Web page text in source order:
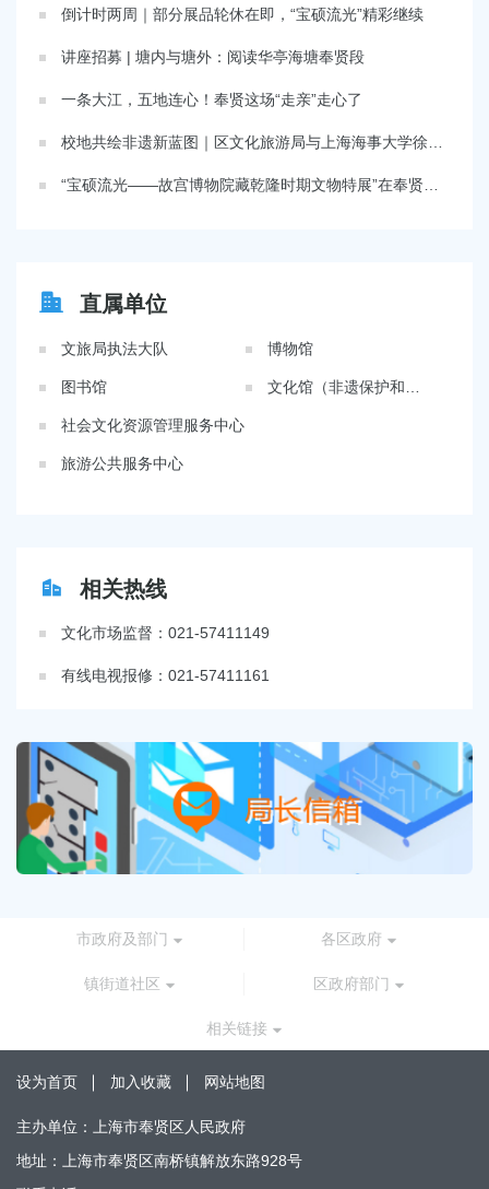
倒计时两周｜部分展品轮休在即，“宝硕流光”精彩继续
讲座招募 | 塘内与塘外：阅读华亭海塘奉贤段
一条大江，五地连心！奉贤这场“走亲”走心了
校地共绘非遗新蓝图｜区文化旅游局与上海海事大学徐悲鸿艺术学院深化非遗全链条合作
“宝硕流光——故宫博物院藏乾隆时期文物特展”在奉贤博物馆开幕
直属单位
文旅局执法大队 博物馆
图书馆 文化馆（非遗保护和传承中心)
社会文化资源管理服务中心
旅游公共服务中心
相关热线
文化市场监督：021-57411149
有线电视报修：021-57411161
市政府及部门 各区政府
镇街道社区 区政府部门
相关链接
设为首页 加入收藏 网站地图
主办单位：上海市奉贤区人民政府
地址：上海市奉贤区南桥镇解放东路928号